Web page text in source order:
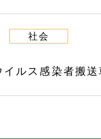
社会
イルス感染者搬送